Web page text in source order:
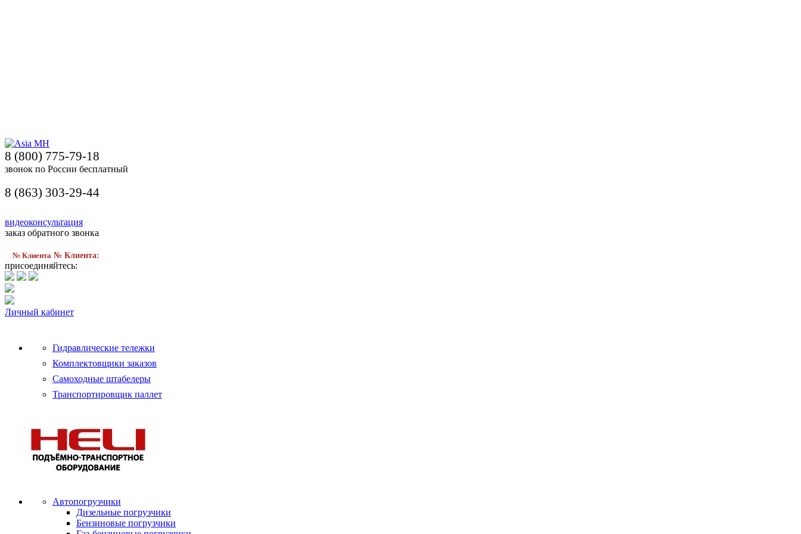
8 (800) 775-79-18
звонок по России бесплатный
8 (863) 303-29-44
видеоконсультация
заказ обратного звонка
№ Клиента № Клиента:
присоединяйтесь:
Личный кабинет
Гидравлические тележки
Комплектовщики заказов
Самоходные штабелеры
Транспортировщик паллет
Автопогрузчики
Дизельные погрузчики
Бензиновые погрузчики